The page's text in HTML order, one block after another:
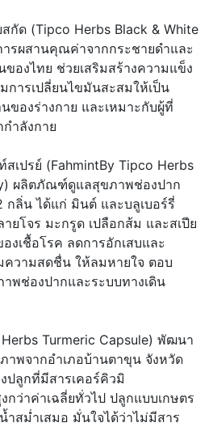
กัด (Tipco Herbs Black & White
ารผสานคุณค่าจากกระชายดำและ
องไทย ช่วยเสริมสร้างความแข็ง
การเปลี่ยนไขมันสะสมให้เป็น
ของร่างกาย และเหมาะกับผู้ที่
ำลังกาย
สเปรย์ (FahmintBy Tipco Herbs
ผลิตภัณฑ์ดูแลสุขภาพช่องปาก
กลิ่น ได้แก่ มินต์ และบลูเบอร์รี่
ยโจร มะกรูด เปลือกส้ม และสเปีย
งเชื้อโรค ลดการอักเสบและ
ความสดชื่น ให้ลมหายใจ ตอบ
พช่องปากและระบบทางเดิน
Turmeric Capsule) พัฒนา
พจากอำเภอบ้านตาขุน จังหวัด
ปลูกที่มีสารเคอร์คิวมิ
กว่าค่าเฉลี่ยทั่วไป ปลูกแบบเกษตร
ำสม่ำเสมอ มั่นใจได้ว่าไม่มีสาร